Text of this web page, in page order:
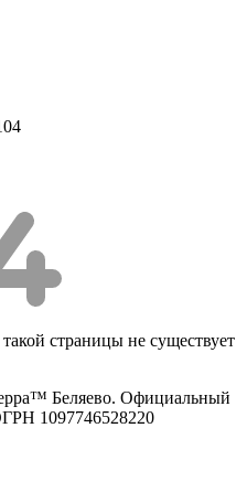
страницы не существует
Беляево. Официальный
1097746528220